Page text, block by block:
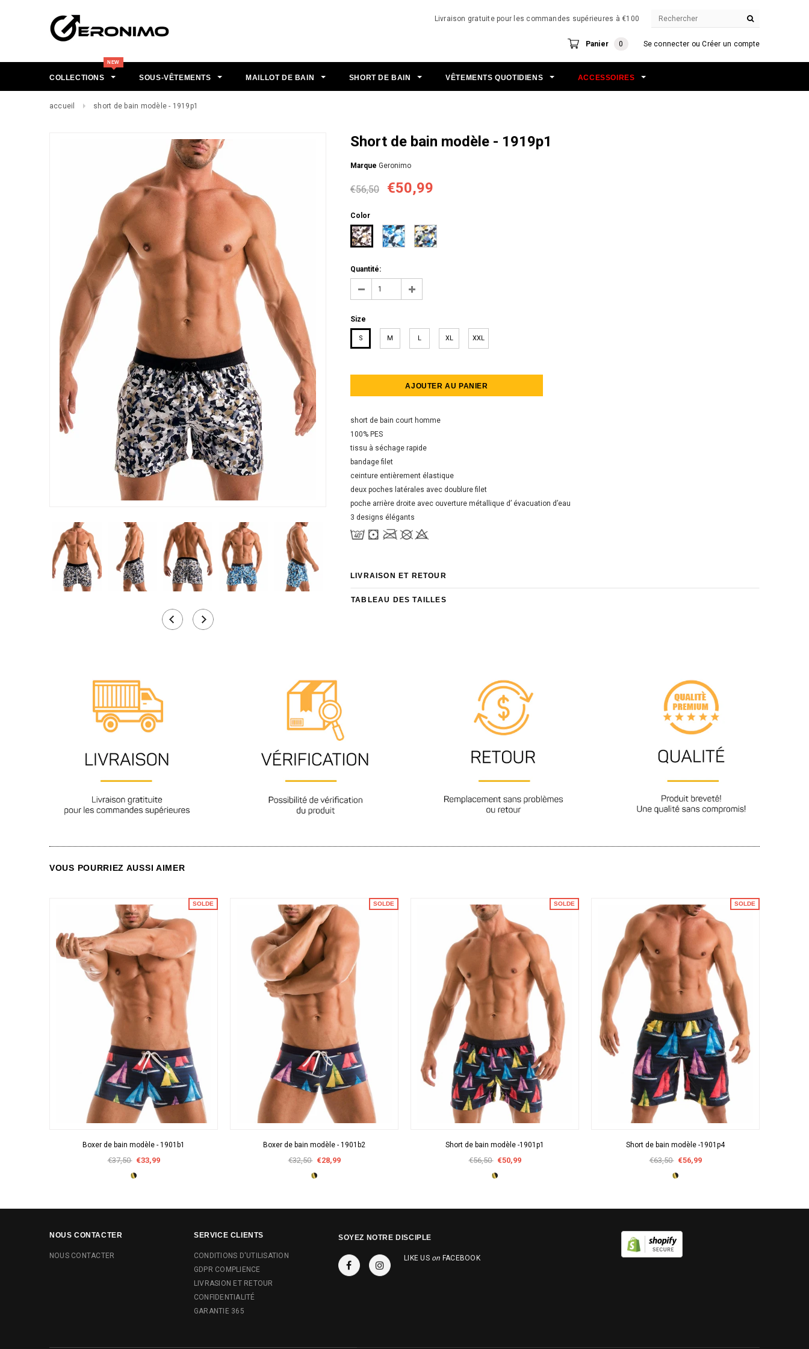
Livraison gratuite pour les commandes supérieures à €100
Se connecter ou Créer un compte
Panier 0
COLLECTIONS SOUS-VÊTEMENTS MAILLOT DE BAIN SHORT DE BAIN VÊTEMENTS QUOTIDIENS ACCESSOIRES
accueil short de bain modèle - 1919p1
Short de bain modèle - 1919p1
Мarque Geronimo
€56,50 €50,99
Color
Quantité:
Size
S M L XL XXL
short de bain court homme
100% PЕS
tissu à séchage rapide
bandage filet
ceinture entièrement élastique
deux poches latérales avec doublure filet
poche arrière droite avec ouverture métallique d’ évacuation d’eau
3 designs élégants
LIVRAISON ET RETOUR
TABLEAU DES TAILLES
VOUS POURRIEZ AUSSI AIMER
SOLDE
APERÇU RAPIDE
Boxer de bain modèle - 1901b1
€37,50 €33,99
SOLDE
APERÇU RAPIDE
Boxer de bain modèle - 1901b2
€32,50 €28,99
SOLDE
APERÇU RAPIDE
Short de bain modèle -1901p1
€56,50 €50,99
SOLDE
APERÇU RAPIDE
Short de bain modèle -1901p4
€63,50 €56,99
NOUS CONTACTER
NOUS CONTACTER
SERVICE CLIENTS
CONDITIONS D'UTILISATION
GDPR COMPLIENCE
LIVRASION ET RETOUR
CONFIDENTIALITÉ
GARANTIE 365
SOYEZ NOTRE DISCIPLE
LIKE US on FACEBOOK